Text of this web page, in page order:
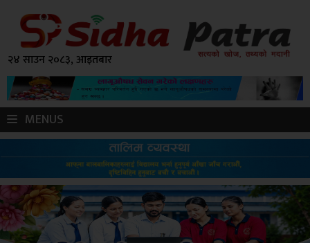
२४ साउन २०८३, आइतबार
MENUS